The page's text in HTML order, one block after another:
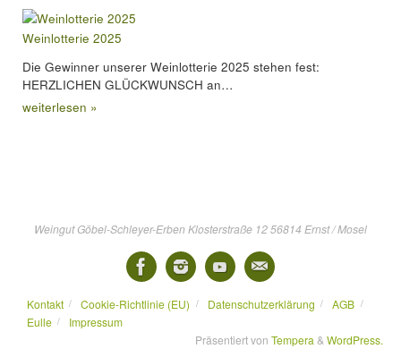
Weinlotterie 2025
Die Gewinner unserer Weinlotterie 2025 stehen fest:
HERZLICHEN GLÜCKWUNSCH an…
weiterlesen »
Weingut Göbel-Schleyer-Erben Klosterstraße 12 56814 Ernst / Mosel
Kontakt Cookie-Richtlinie (EU) Datenschutzerklärung
AGB
Eulle
Impressum
Präsentiert von Tempera & WordPress.